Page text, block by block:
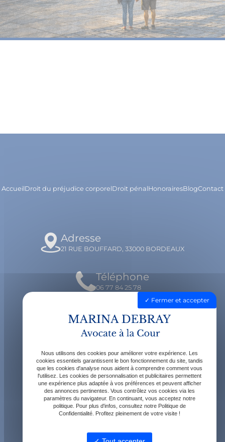
AccueilDroit du préjudice corporelDroit pénalHonorairesBlogContact
Adresse
21 RUE BOUFFARD, 33000 BORDEAUX
Téléphone
06 77 84 25 78
Email
contact@avocatdebray.fr
Horaires
Lundi - Vendredi : 9h - 19h
Fermer et accepter
Nous utilisons des cookies pour améliorer votre expérience. Les
cookies essentiels garantissent le bon fonctionnement du site, tandis
que les cookies d'analyse nous aident à comprendre comment vous
l'utilisez. Les cookies de personnalisation et publicitaires permettent
une expérience plus adaptée à vos préférences et peuvent afficher
des annonces pertinentes. Vous contrôlez vos cookies via les
paramètres du navigateur. En continuant, vous acceptez notre
politique. Pour plus d'infos, consultez notre Politique de
Confidentialité. Profitez pleinement de votre visite !